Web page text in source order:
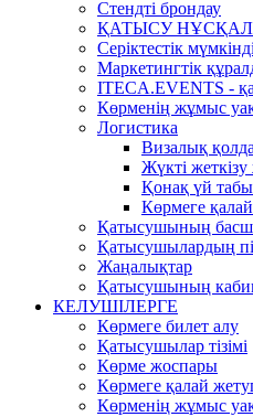
Стендті брондау
ҚАТЫСУ
Серіктестік
Маркетингтік
ITECA.EVENTS -
Көрменің жұмыс
Логистика
Визалық
Жүкті
Қонақ үй
Көрмеге
Қатысушының
Қатысушылардың
Жаңалықтар
Қатысушының
КЕЛУШІЛЕРГЕ
Көрмеге билет алу
Қатысушылар тізімі
Көрме жоспары
Көрмеге қалай
Көрменің жұмыс